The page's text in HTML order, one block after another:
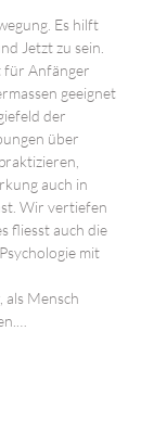
Es hilft
Jetzt zu sein.
für Anfänger
geeignet
der
über
auch in
Wir vertiefen
fliesst auch die
mit
als Mensch